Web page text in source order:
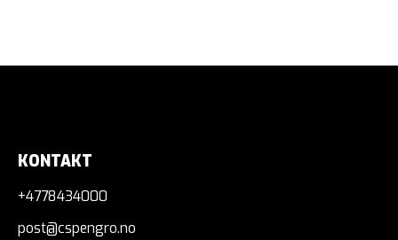
KONTAKT
+4778434000
post@cspengro.no